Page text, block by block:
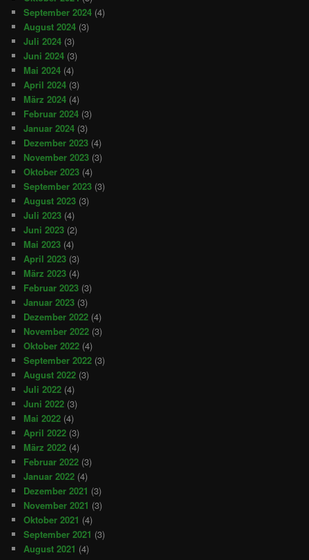
September 2024 (4)
August 2024 (3)
Juli 2024 (3)
Juni 2024 (3)
Mai 2024 (4)
April 2024 (3)
März 2024 (4)
Februar 2024 (3)
Januar 2024 (3)
Dezember 2023 (4)
November 2023 (3)
Oktober 2023 (4)
September 2023 (3)
August 2023 (3)
Juli 2023 (4)
Juni 2023 (2)
Mai 2023 (4)
April 2023 (3)
März 2023 (4)
Februar 2023 (3)
Januar 2023 (3)
Dezember 2022 (4)
November 2022 (3)
Oktober 2022 (4)
September 2022 (3)
August 2022 (3)
Juli 2022 (4)
Juni 2022 (3)
Mai 2022 (4)
April 2022 (3)
März 2022 (4)
Februar 2022 (3)
Januar 2022 (4)
Dezember 2021 (3)
November 2021 (3)
Oktober 2021 (4)
September 2021 (3)
August 2021 (4)